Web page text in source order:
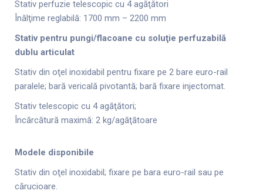
Stativ perfuzie telescopic cu 4 agăţători
Înălţime reglabilă: 1700 mm – 2200 mm
Stativ pentru pungi/flacoane cu soluţie perfuzabilă
dublu articulat
Stativ din oţel inoxidabil pentru fixare pe 2 bare euro-rail
paralele; bară vericală pivotantă; bară fixare injectomat.
Stativ telescopic cu 4 agăţători;
Încărcătură maximă: 2 kg/agăţătoare
Modele disponibile
Stativ din oţel inoxidabil; fixare pe bara euro-rail sau pe
cărucioare.